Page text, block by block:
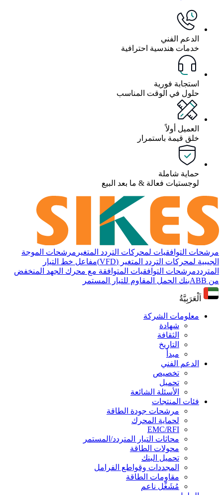
الدعم الفني
خدمات هندسية احترافية
استجابة فورية
حلول في الوقت المناسب
العميل أولاً
خلق قيمة باستمرار
حماية شاملة
لوجستيات فعالة & ما بعد البيع
مرشحات التوافقيات لمحركات التردد المتغير مرشحات الموجة
الجيبية لمحركات التردد المتغير (VFD)
مفاعل خط التيار
المترددمرشحات التوافقيات المتوافقة مع محرك الجهد المنخفض
من ABB
بنك الحمل المقاوم للتيار المستمر
اَلْعَرَبِيَّةُ
معلومات الشركة
شهادة
الثقافة
التاريخ
مبدأ
الدعم الفني
تخصيص
تحميل
الأسئلة الشائعة
فئات المنتجات
مرشحات جودة الطاقة
لحماية المحرك
EMC/RFI
محاثات التيار المتردد/المستمر
محولات الطاقة
تحميل البنك
المجددات وقواطع الفرامل
مقاومات الطاقة
مُشَغِّل ناعم